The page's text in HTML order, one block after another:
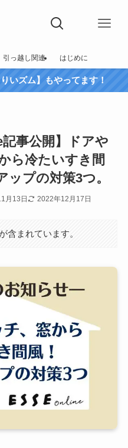
引っ越し関連 はじめに
いズム】もやってます！
記事公開】ドアや
ら冷たいすき間
ップの対策3つ。
月13日 2022年12月17日
含まれています。